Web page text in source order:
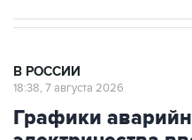
Графики
электричества
области